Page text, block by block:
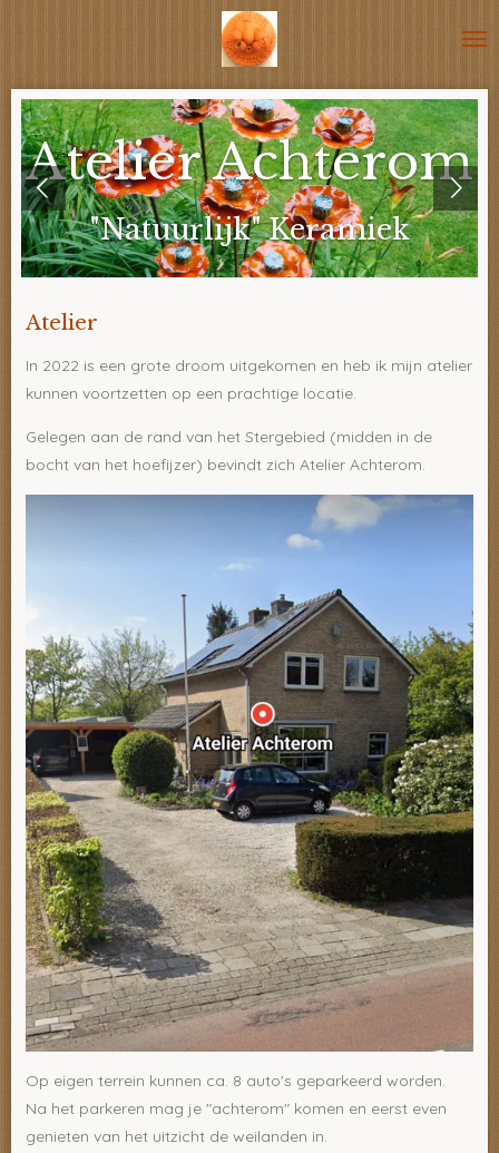
de
hoofdinhoud
Atelier Achterom
"Natuurlijk" Keramiek
Atelier
In 2022 is een grote droom uitgekomen en heb ik mijn atelier
kunnen voortzetten op een prachtige locatie.
Gelegen aan de rand van het Stergebied (midden in de
bocht van het hoefijzer) bevindt zich Atelier Achterom.
Op eigen terrein kunnen ca. 8 auto's geparkeerd worden.
Na het parkeren mag je "achterom" komen en eerst even
genieten van het uitzicht de weilanden in.